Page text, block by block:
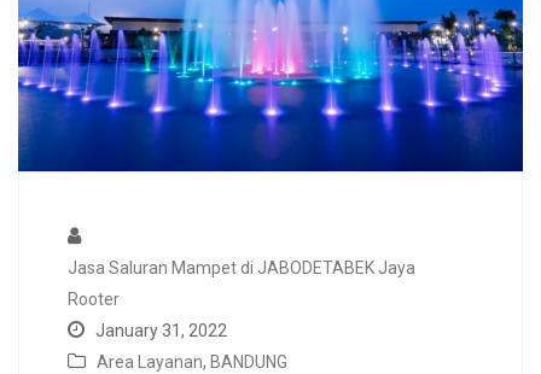
Jasa Saluran Mampet di JABODETABEK Jaya
Rooter
January 31, 2022
Area Layanan, BANDUNG